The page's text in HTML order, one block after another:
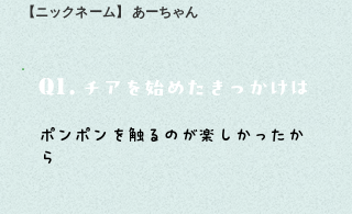
【ニックネーム】 あーちゃん
Q1. チアを始めたきっかけは？
ポンポンを触るのが楽しかったか
ら